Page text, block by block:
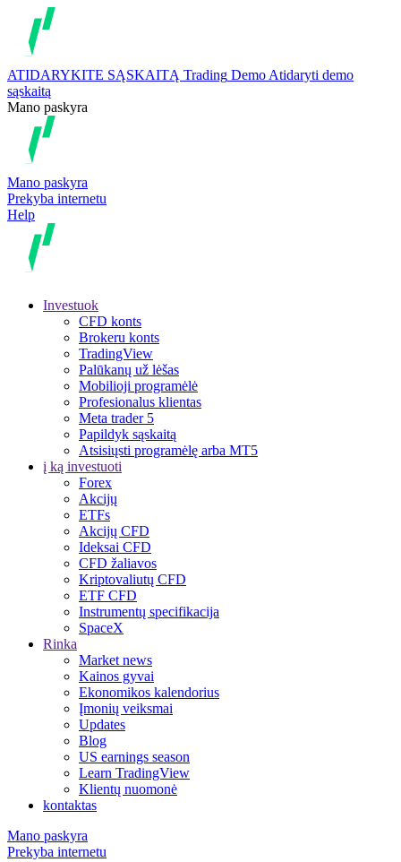
ATIDARYKITE SĄSKAITĄ Trading Demo Atidaryti demo
sąskaitą
Mano paskyra
Mano paskyra
Prekyba internetu
Help
Investuok
CFD konts
Brokeru konts
TradingView
Palūkanų už lėšas
Mobilioji programėlė
Profesionalus klientas
Meta trader 5
Papildyk sąskaitą
Atsisiųsti programėlę arba MT5
į ką investuoti
Forex
Akcijų
ETFs
Akcijų CFD
Ideksai CFD
CFD žaliavos
Kriptovaliutų CFD
ETF CFD
Instrumentų specifikacija
SpaceX
Rinka
Market news
Kainos gyvai
Ekonomikos kalendorius
Įmonių veiksmai
Updates
Blog
US earnings season
Learn TradingView
Klientų nuomonė
kontaktas
Mano paskyra
Prekyba internetu